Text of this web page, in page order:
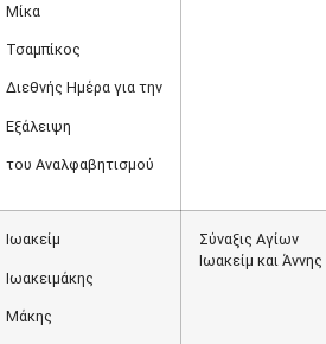
Μίκα
Τσαμπίκος
Διεθνής Ημέρα για την
Εξάλειψη
του Αναλφαβητισμού
Ιωακείμ
Ιωακειμάκης
Μάκης
Σύναξις Αγίων
Ιωακείμ και Άννης